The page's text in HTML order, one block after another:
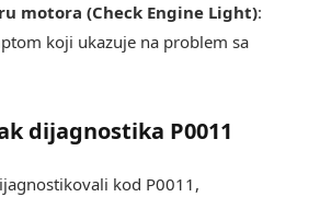
motora (Check Engine Light):
koji ukazuje na problem sa
dijagnostika P0011
kod P0011,